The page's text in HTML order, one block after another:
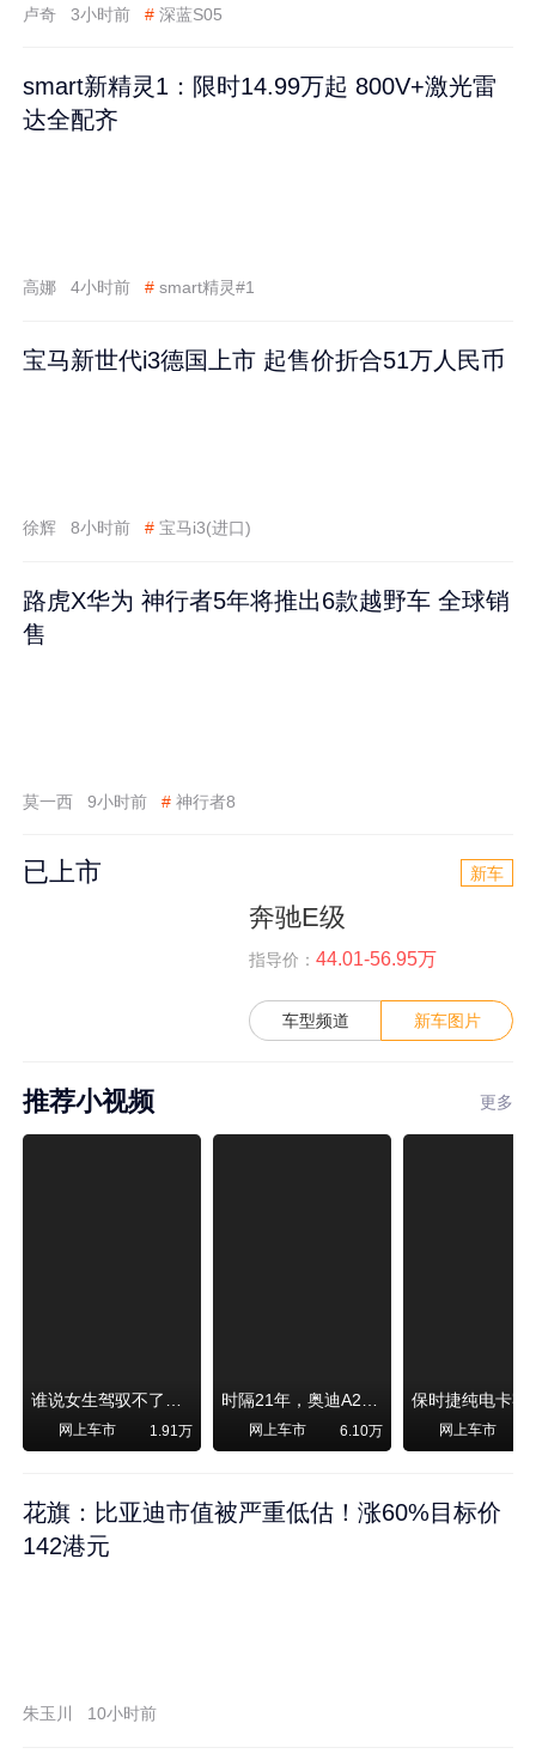
卢奇 3小时前 # 深蓝S05
smart新精灵1：限时14.99万起 800V+激光雷
达全配齐
高娜 4小时前 # smart精灵#1
宝马新世代i3德国上市 起售价折合51万人民币
徐辉 8小时前 # 宝马i3(进口)
路虎X华为 神行者5年将推出6款越野车 全球销
售
莫一西 9小时前 # 神行者8
已上市 新车
奔驰E级
指导价： 44.01-56.95万
车型频道 新车图片
推荐小视频 更多
谁说女生驾驭不了大SUV？看我开问界M6驰骋坝上草原！
网上车市 1.91万
时隔21年，奥迪A2强势归来！
网上车市 6.10万 网上车市
花旗：比亚迪市值被严重低估！涨60%目标价
142港元
朱玉川 10小时前